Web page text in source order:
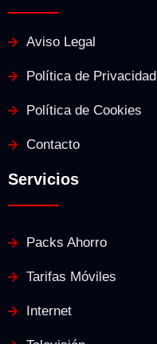
Aviso Legal
Política de Privacidad
Política de Cookies
Contacto
Servicios
Packs Ahorro
Tarifas Móviles
Internet